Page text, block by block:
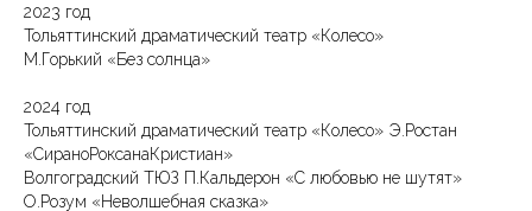
2023 год
Тольяттинский драматический театр «Колесо»
М.Горький «Без солнца»
2024 год
Тольяттинский драматический театр «Колесо» Э.Ростан
«СираноРоксанаКристиан»
Волгоградский ТЮЗ П.Кальдерон «С любовью не шутят»
О.Розум «Неволшебная сказка»